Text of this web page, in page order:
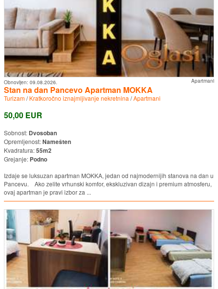
Apartmani
Obnovljen: 09.08.2026.
Stan na dan Pancevo Apartman MOKKA
Turizam/Kratkoročno iznajmljivanje nekretnina /Apartmani
50,00 EUR
Sobnost: Dvosoban
Opremljenost:Namešten
Kvadratura:55m2
Grejanje: Podno
Izdaje se luksuzan apartman MOKKA, jedan od najmodernijih stanova na dan u
Pancevu. Ako zelite vrhunski komfor, ekskluzivan dizajn i premium atmosferu,
ovaj apartman je pravi izbor za ...